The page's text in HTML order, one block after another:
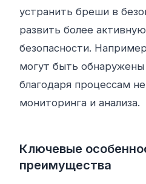
устранить бреши в
развить более
безопасности.
могут быть
благодаря процессам
мониторинга и анализа.
Ключевые
преимущества